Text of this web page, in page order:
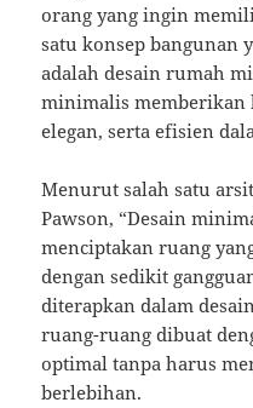
orang yang ingin
satu konsep bangunan
adalah desain rumah
minimalis memberikan
elegan, serta efisien
Menurut salah satu
Pawson, “Desain
menciptakan ruang
dengan sedikit
diterapkan dalam
ruang-ruang dibuat
optimal tanpa harus
berlebihan.